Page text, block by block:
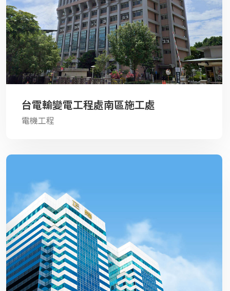
台電輸變電工程處南區施工處
電機工程